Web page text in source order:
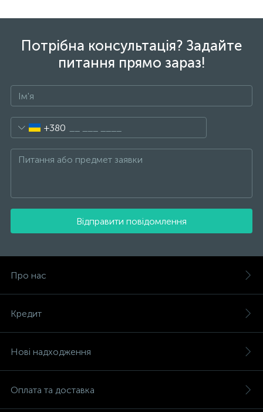
Потрібна консультація? Задайте
питання прямо зараз!
+380
Відправити повідомлення
Про нас
Кредит
Нові надходження
Оплата та доставка